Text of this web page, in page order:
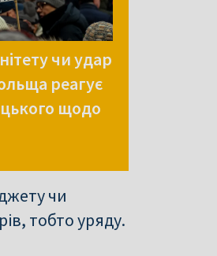
чи удар
реагує
щодо
чи
тобто уряду.